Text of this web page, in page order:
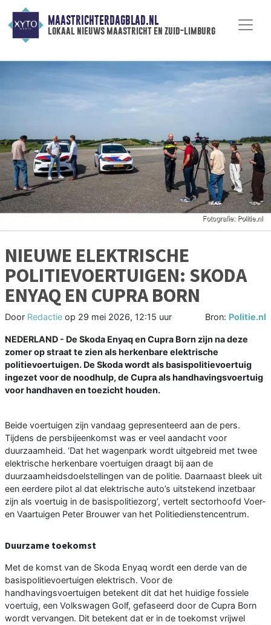
MAASTRICHTERDAGBLAD.NL
lokaal nieuws maastricht en zuid-limburg
NIEUWE ELEKTRISCHE
POLITIEVOERTUIGEN: SKODA
ENYAQ EN CUPRA BORN
Door Redactie op 29 mei 2026, 12:15 uur Bron: Politie.nl
NEDERLAND - De Skoda Enyaq en Cupra Born zijn na deze
zomer op straat te zien als herkenbare elektrische
politievoertuigen. De Skoda wordt als basispolitievoertuig
ingezet voor de noodhulp, de Cupra als handhavingsvoertuig
voor handhaven en toezicht houden.
Beide voertuigen zijn vandaag gepresenteerd aan de pers.
Tijdens de persbijeenkomst was er veel aandacht voor
duurzaamheid. ‘Dat het wagenpark wordt uitgebreid met twee
elektrische herkenbare voertuigen draagt bij aan de
duurzaamheidsdoelstellingen van de politie. Daarnaast bleek uit
een eerdere pilot al dat elektrische auto’s uitstekend inzetbaar
zijn als voertuig in de basispolitiezorg’, vertelt sectorhoofd Voer-
en Vaartuigen Peter Brouwer van het Politiedienstencentrum.
Duurzame toekomst
Met de komst van de Skoda Enyaq wordt een derde van de
basispolitievoertuigen elektrisch. Voor de
handhavingsvoertuigen betekent dit dat het huidige fossiele
voertuig, een Volkswagen Golf, gefaseerd door de Cupra Born
wordt vervangen. Dit betekent dat er in de toekomst vrijwel